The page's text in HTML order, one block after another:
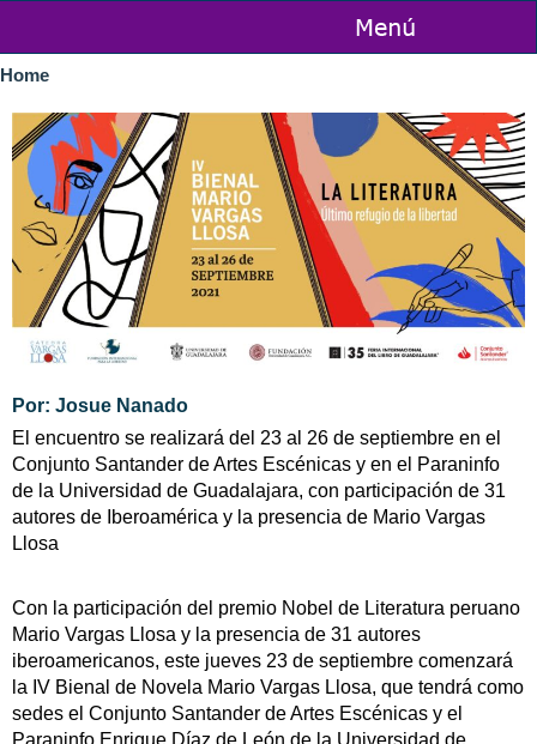
You are here
Home
Por: Josue Nanado
El encuentro se realizará del 23 al 26 de septiembre en el
Conjunto Santander de Artes Escénicas y en el Paraninfo
de la Universidad de Guadalajara, con participación de 31
autores de Iberoamérica y la presencia de Mario Vargas
Llosa
Con la participación del premio Nobel de Literatura peruano
Mario Vargas Llosa y la presencia de 31 autores
iberoamericanos, este jueves 23 de septiembre comenzará
la IV Bienal de Novela Mario Vargas Llosa, que tendrá como
sedes el Conjunto Santander de Artes Escénicas y el